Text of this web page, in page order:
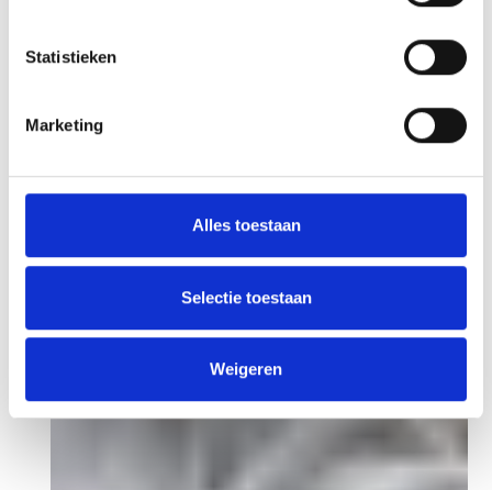
Statistieken
Marketing
Alles toestaan
Selectie toestaan
Weigeren